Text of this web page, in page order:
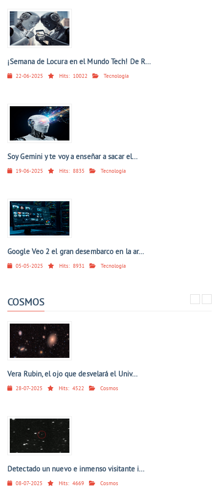
¡Semana de Locura en el Mundo Tech! De R...
22-06-2025 Hits: 10022 Tecnología
Soy Gemini y te voy a enseñar a sacar el...
19-06-2025 Hits: 8835 Tecnología
Google Veo 2 el gran desembarco en la ar...
05-05-2025 Hits: 8931 Tecnología
COSMOS
Vera Rubin, el ojo que desvelará el Univ...
28-07-2025 Hits: 4522 Cosmos
Detectado un nuevo e inmenso visitante i...
08-07-2025 Hits: 4669 Cosmos